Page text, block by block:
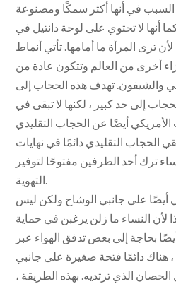
السبب في أنها أكثر سمكًا ومصنوعة
أنها لا تحتوي على لوحة دانتيل في
ترى المرأة ما أمامها. تأتي أنماط
أخرى من العالم وتتكون عادة من
والشيفون. تهدف هذه الحجاب إلى
إلى حد كبير ، لكنها لا تبقى في
الأمريكي أيضًا عن الحجاب التقليدي
الحجاب التقليدي دائمًا في نهايات
ترك أحد الطرفين مفتوحًا لتوفير
أيضًا على جانبي الوشاح ولكن ليس
لأن النساء ما زلن يرغبن في حماية
بحاجة إلى بعض تدفق الهواء عبر
هناك دائمًا فتحة صغيرة على جانبي
الذي ترتديه. بهذه الطريقة ،